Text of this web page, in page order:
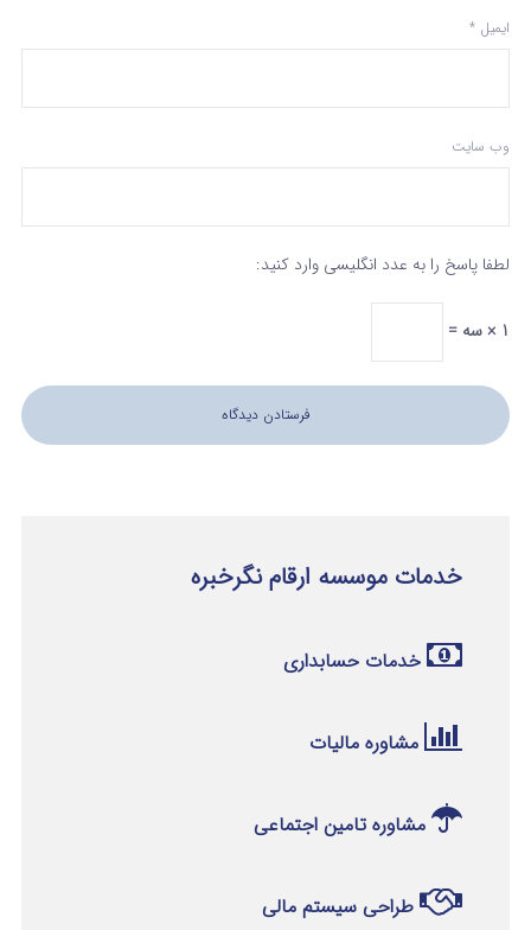
ایمیل *
وب‌ سایت
لطفا پاسخ را به عدد انگلیسی وارد کنید:
1 × سه =
خدمات موسسه ارقام نگرخبره
خدمات حسابداری
مشاوره مالیات
مشاوره تامین اجتماعی
طراحی سیستم مالی